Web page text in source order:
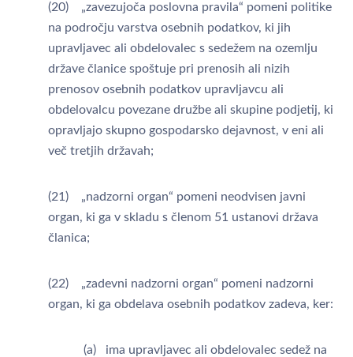
(20) „zavezujoča poslovna pravila“ pomeni politike
na področju varstva osebnih podatkov, ki jih
upravljavec ali obdelovalec s sedežem na ozemlju
države članice spoštuje pri prenosih ali nizih
prenosov osebnih podatkov upravljavcu ali
obdelovalcu povezane družbe ali skupine podjetij, ki
opravljajo skupno gospodarsko dejavnost, v eni ali
več tretjih državah;
(21) „nadzorni organ“ pomeni neodvisen javni
organ, ki ga v skladu s členom 51 ustanovi država
članica;
(22) „zadevni nadzorni organ“ pomeni nadzorni
organ, ki ga obdelava osebnih podatkov zadeva, ker:
(a) ima upravljavec ali obdelovalec sedež na